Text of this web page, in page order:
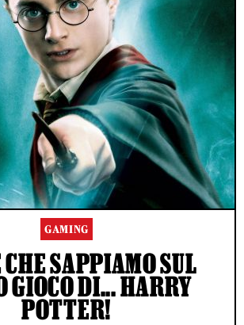
GAMING
CHE SAPPIAMO SUL
GIOCO DI... HARRY
POTTER!